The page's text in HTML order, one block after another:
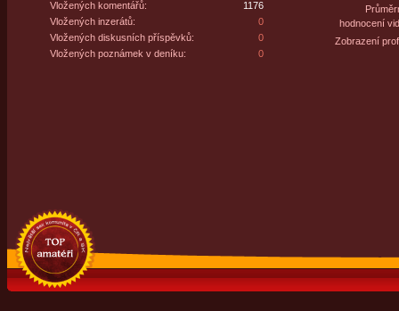
Vložených komentářů:
1176
Vložených inzerátů:
0
Vložených diskusních příspěvků:
0
Vložených poznámek v deníku:
0
hodnocení
Zobrazení